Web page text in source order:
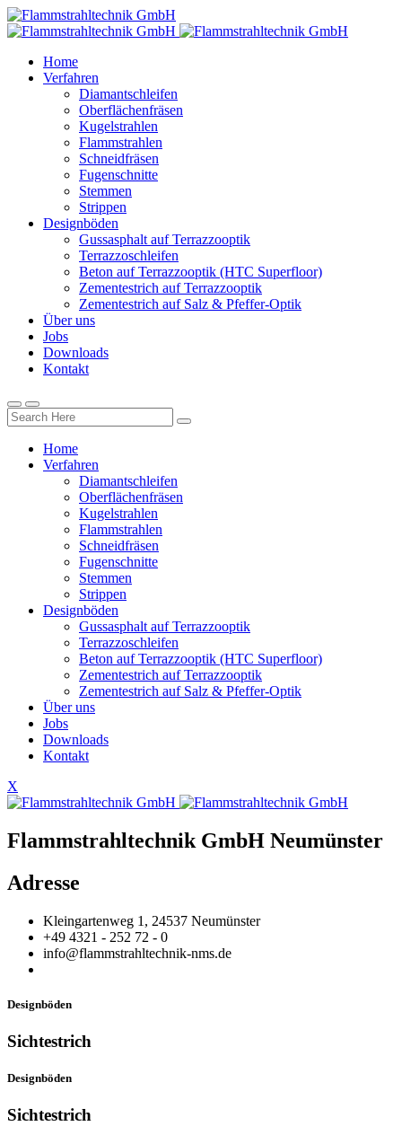
Home
Verfahren
Diamantschleifen
Oberflächenfräsen
Kugelstrahlen
Flammstrahlen
Schneidfräsen
Fugenschnitte
Stemmen
Strippen
Designböden
Gussasphalt auf Terrazzooptik
Terrazzoschleifen
Beton auf Terrazzooptik (HTC Superfloor)
Zementestrich auf Terrazzooptik
Zementestrich auf Salz & Pfeffer-Optik
Über uns
Jobs
Downloads
Kontakt
Home
Verfahren
Diamantschleifen
Oberflächenfräsen
Kugelstrahlen
Flammstrahlen
Schneidfräsen
Fugenschnitte
Stemmen
Strippen
Designböden
Gussasphalt auf Terrazzooptik
Terrazzoschleifen
Beton auf Terrazzooptik (HTC Superfloor)
Zementestrich auf Terrazzooptik
Zementestrich auf Salz & Pfeffer-Optik
Über uns
Jobs
Downloads
Kontakt
X
Flammstrahltechnik GmbH Neumünster
Adresse
Kleingartenweg 1, 24537 Neumünster
+49 4321 - 252 72 - 0
info@flammstrahltechnik-nms.de
Designböden
Sichtestrich
Designböden
Sichtestrich